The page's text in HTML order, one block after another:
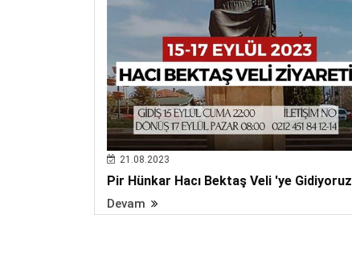
21.08.2023
Pir Hünkar Hacı Bektaş Veli 'ye Gidiyoruz
Devam